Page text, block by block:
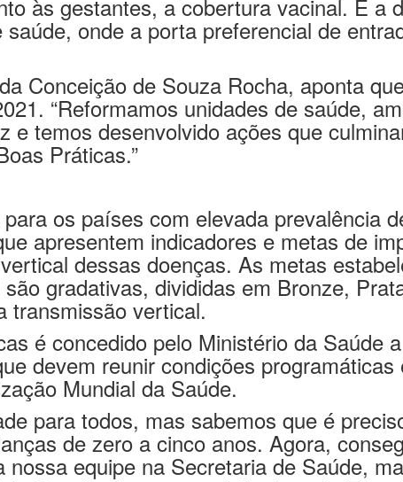
Conceição de Souza Rocha, aponta
“Reformamos unidades de saúde,
e temos desenvolvido ações que
Práticas.”
os países com elevada prevalência
apresentem indicadores e metas de
dessas doenças. As metas
gradativas, divididas em Bronze,
transmissão vertical.
é concedido pelo Ministério da Saúde a
devem reunir condições programáticas
Mundial da Saúde.
para todos, mas sabemos que é
de zero a cinco anos. Agora,
equipe na Secretaria de Saúde,
Ouro”, afirmou o prefeito Antonio